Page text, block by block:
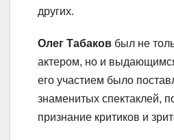
других.
Олег Табаков был не
актером, но и
его участием было
знаменитых спектаклей,
признание критиков и